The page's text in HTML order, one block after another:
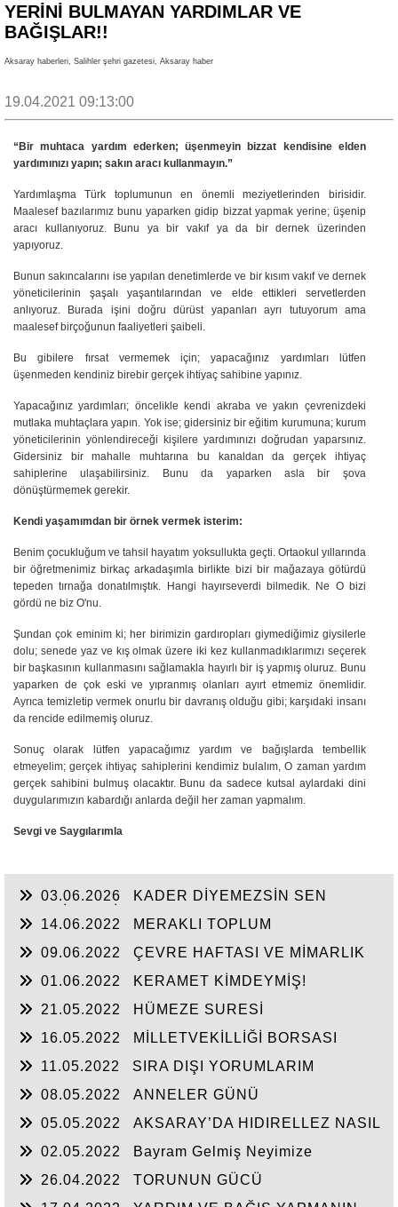
YERINI BULMAYAN YARDIMLAR VE
BAĞIŞLAR!!
Aksaray haberleri, Salihler şehri gazetesi, Aksaray haber
19.04.2021 09:13:00
“Bir muhtaca yardım ederken; üşenmeyin bizzat kendisine elden
yardımınızı yapın; sakın aracı kullanmayın.”
Yardımlaşma Türk toplumunun en önemli meziyetlerinden birisidir.
Maalesef bazılarımız bunu yaparken gidip bizzat yapmak yerine; üşenip
aracı kullanıyoruz. Bunu ya bir vakıf ya da bir dernek üzerinden
yapıyoruz.
Bunun sakıncalarını ise yapılan denetimlerde ve bir kısım vakıf ve dernek
yöneticilerinin şaşalı yaşantılarından ve elde ettikleri servetlerden
anlıyoruz. Burada işini doğru dürüst yapanları ayrı tutuyorum ama
maalesef birçoğunun faaliyetleri şaibeli.
Bu gibilere fırsat vermemek için; yapacağınız yardımları lütfen
üşenmeden kendiniz birebir gerçek ihtiyaç sahibine yapınız.
Yapacağınız yardımları; öncelikle kendi akraba ve yakın çevrenizdeki
mutlaka muhtaçlara yapın. Yok ise; gidersiniz bir eğitim kurumuna; kurum
yöneticilerinin yönlendireceği kişilere yardımınızı doğrudan yaparsınız.
Gidersiniz bir mahalle muhtarına bu kanaldan da gerçek ihtiyaç
sahiplerine ulaşabilirsiniz. Bunu da yaparken asla bir şova
dönüştürmemek gerekir.
Kendi yaşamımdan bir örnek vermek isterim:
Benim çocukluğum ve tahsil hayatım yoksullukta geçti. Ortaokul yıllarında
bir öğretmenimiz birkaç arkadaşımla birlikte bizi bir mağazaya götürdü
tepeden tırnağa donatılmıştık. Hangi hayırseverdi bilmedik. Ne O bizi
gördü ne biz O'nu.
Şundan çok eminim ki; her birimizin gardıropları giymediğimiz giysilerle
dolu; senede yaz ve kış olmak üzere iki kez kullanmadıklarımızı seçerek
bir başkasının kullanmasını sağlamakla hayırlı bir iş yapmış oluruz. Bunu
yaparken de çok eski ve yıpranmış olanları ayırt etmemiz önemlidir.
Ayrıca temizletip vermek onurlu bir davranış olduğu gibi; karşıdaki insanı
da rencide edilmemiş oluruz.
Sonuç olarak lütfen yapacağımız yardım ve bağışlarda tembellik
etmeyelim; gerçek ihtiyaç sahiplerini kendimiz bulalım, O zaman yardım
gerçek sahibini bulmuş olacaktır. Bunu da sadece kutsal aylardaki dini
duygularımızın kabardığı anlarda değil her zaman yapmalım.
Sevgi ve Saygılarımla
03.06.2026
KADER DİYEMEZSİN SEN
14.06.2022
MERAKLI TOPLUM
09.06.2022
ÇEVRE HAFTASI VE MİMARLIK
01.06.2022
KERAMET KİMDEYMİŞ!
21.05.2022
HÜMEZE SURESİ
16.05.2022
MİLLETVEKİLLİĞİ BORSASI
11.05.2022
SIRA DIŞI YORUMLARIM
08.05.2022
ANNELER GÜNÜ
05.05.2022
AKSARAY’DA HIDIRELLEZ NASIL
02.05.2022
Bayram Gelmiş Neyimize
26.04.2022
TORUNUN GÜCÜ